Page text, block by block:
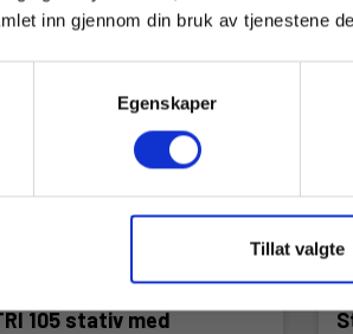
inn gjennom din bruk av tjenestene
Egenskaper
Tillat valgte
105 stativ med